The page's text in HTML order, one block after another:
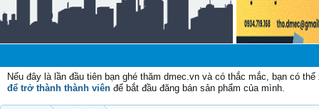
Nếu đây là lần đầu tiên bạn ghé thăm dmec.vn và có thắc mắc, bạn có
để trở thành thành viên để bắt đầu đăng bán sản phẩm của mình.